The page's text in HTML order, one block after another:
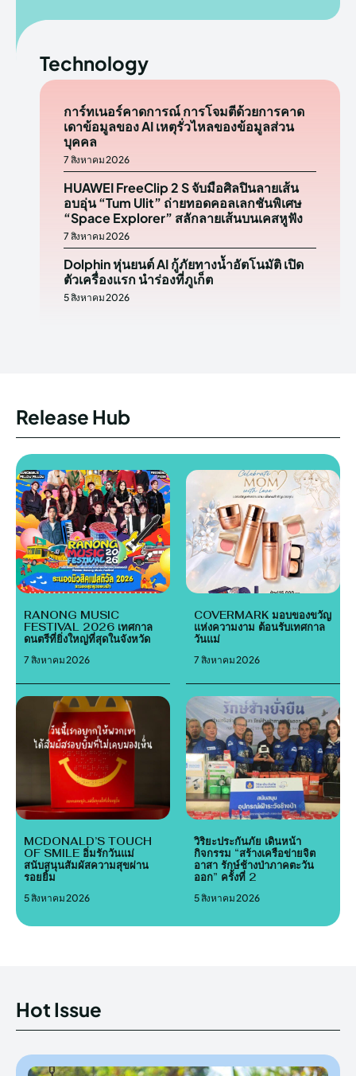
Technology
การ์ทเนอร์คาดการณ์ การโจมตีด้วยการคาด
เดาข้อมูลของ AI เหตุรั่วไหลของข้อมูลส่วน
บุคคล
7 สิงหาคม 2026
HUAWEI FreeClip 2 S จับมือศิลปินลายเส้น
อบอุ่น “Tum Ulit” ถ่ายทอดคอลเลกชันพิเศษ
“Space Explorer” สลักลายเส้นบนเคสหูฟัง
7 สิงหาคม 2026
Dolphin หุ่นยนต์ AI กู้ภัยทางน้ำอัตโนมัติ เปิด
ตัวเครื่องแรก นำร่องที่ภูเก็ต
5 สิงหาคม 2026
Release Hub
RANONG MUSIC
FESTIVAL 2026 เทศกาล
ดนตรีที่ยิ่งใหญ่ที่สุดในจังหวัด
7 สิงหาคม 2026
COVERMARK มอบของขวัญ
แห่งความงาม ต้อนรับเทศกาล
วันแม่
7 สิงหาคม 2026
MCDONALD’S TOUCH
OF SMILE อิ่มรักวันแม่
สนับสนุนสัมผัสความสุขผ่าน
รอยยิ้ม
5 สิงหาคม 2026
วิริยะประกันภัย เดินหน้า
กิจกรรม “สร้างเครือข่ายจิต
อาสา รักษ์ช้างป่าภาคตะวัน
ออก” ครั้งที่ 2
5 สิงหาคม 2026
Hot Issue